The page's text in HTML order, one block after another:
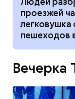
проезжей
легковушка
пешеходов
Вечерка